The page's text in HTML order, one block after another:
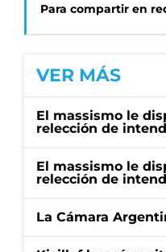
Para compartir en
VER MÁS
El massismo le
relección de
El massismo le
relección de
La Cámara